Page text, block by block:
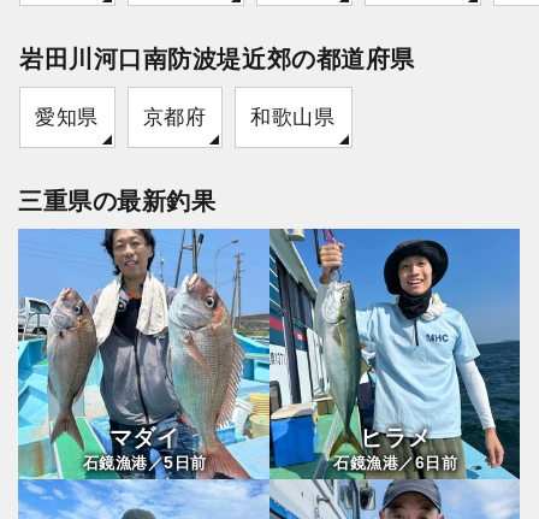
岩田川河口南防波堤近郊の都道府県
愛知県 京都府 和歌山県
三重県の最新釣果
マダイ
石鏡漁港／5日前
ヒラメ
石鏡漁港／6日前